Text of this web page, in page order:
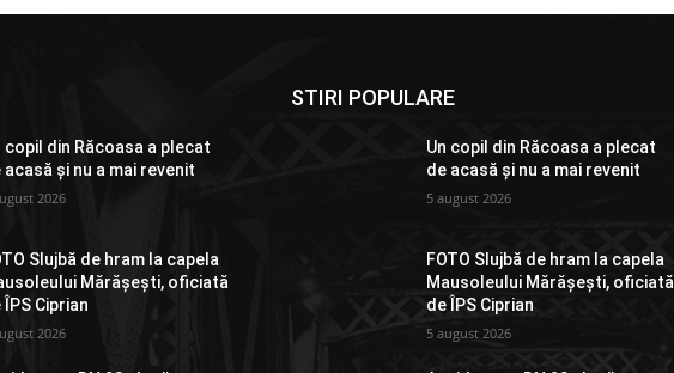
copil din Răcoasa a plecat
acasă și nu a mai revenit
2026
Slujbă de hram la capela
Mărășești, oficiată
ÎPS Ciprian
2026
STIRI POPULARE
Un copil din Răcoasa a plecat
de acasă și nu a mai revenit
5 august 2026
FOTO Slujbă de hram la capela
Mausoleului Mărășești, oficiată
de ÎPS Ciprian
5 august 2026